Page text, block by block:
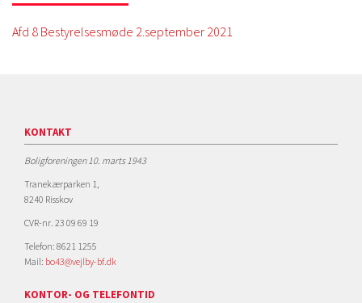
Afd 8 Bestyrelsesmøde 2.september 2021
KONTAKT
Boligforeningen 10. marts 1943
Tranekærparken 1,
8240 Risskov
CVR-nr. 23 09 69 19
Telefon: 8621 1255
Mail: bo43@vejlby-bf.dk
KONTOR- OG TELEFONTID